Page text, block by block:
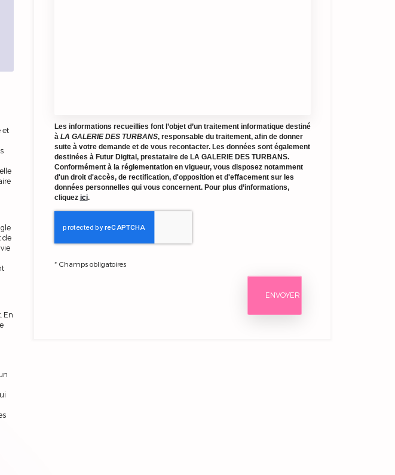
et
de
En
Les informations recueillies font l’objet d’un traitement informatique destiné
à LA GALERIE DES TURBANS, responsable du traitement, afin de donner
suite à votre demande et de vous recontacter. Les données sont également
destinées à Futur Digital, prestataire de LA GALERIE DES TURBANS.
Conformément à la réglementation en vigueur, vous disposez notamment
d'un droit d'accès, de rectification, d'opposition et d'effacement sur les
données personnelles qui vous concernent. Pour plus d’informations,
cliquez ici.
* Champs obligatoires